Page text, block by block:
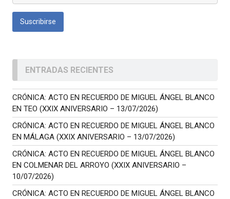
ENTRADAS RECIENTES
CRÓNICA: ACTO EN RECUERDO DE MIGUEL ÁNGEL BLANCO
EN TEO (XXIX ANIVERSARIO – 13/07/2026)
CRÓNICA: ACTO EN RECUERDO DE MIGUEL ÁNGEL BLANCO
EN MÁLAGA (XXIX ANIVERSARIO – 13/07/2026)
CRÓNICA: ACTO EN RECUERDO DE MIGUEL ÁNGEL BLANCO
EN COLMENAR DEL ARROYO (XXIX ANIVERSARIO –
10/07/2026)
CRÓNICA: ACTO EN RECUERDO DE MIGUEL ÁNGEL BLANCO